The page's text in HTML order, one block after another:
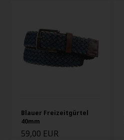
Blauer Freizeitgürtel
40mm
59,00 EUR